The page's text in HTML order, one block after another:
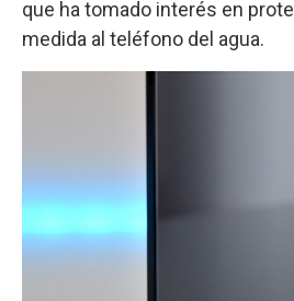
que ha tomado interés en
medida al teléfono del agua.